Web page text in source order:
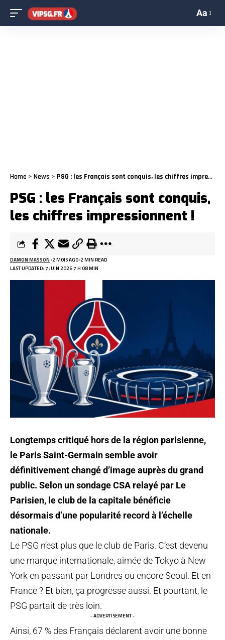
Aa
Home > News > PSG : les Français sont conquis, les chiffres impressionnent !
PSG : les Français sont conquis,
les chiffres impressionnent !
LAST UPDATED: 7 JUIN 2026 7 H 08 MIN
DAMON MASSON 2 MOIS AGO 2 MIN READ
Longtemps critiqué hors de la région parisienne,
le Paris Saint-Germain semble avoir
définitivement changé d’image auprès du grand
public. Selon un sondage CSA relayé par Le
Parisien, le club de la capitale bénéficie
désormais d’une popularité record à l’échelle
nationale.
Le PSG n’est plus que le club de Paris. C’est devenu
une marque internationale, aimée de Tokyo à New
York en passant par Londres ou encore Seoul. Et en
France ? Et bien, ça progresse aussi. Et pourtant, le
PSG partait de très loin.
- ADVERTISEMENT -
Ainsi, 67 % des Français déclarent avoir une bonne